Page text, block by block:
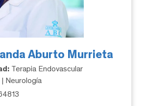
Aburto Murrieta
Terapia Endovascular
Neurología